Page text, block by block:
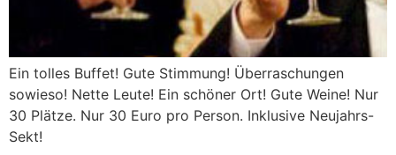
Ein tolles Buffet! Gute Stimmung! Überraschungen
sowieso! Nette Leute! Ein schöner Ort! Gute Weine! Nur
30 Plätze. Nur 30 Euro pro Person. Inklusive Neujahrs-
Sekt!